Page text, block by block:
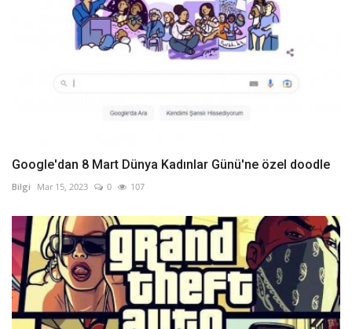
Google'dan 8 Mart Dünya Kadınlar Günü'ne özel doodle
Bilgi Mar 15, 2023 0 107